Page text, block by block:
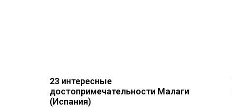
23 интересные
достопримечательности Малаги
(Испания)